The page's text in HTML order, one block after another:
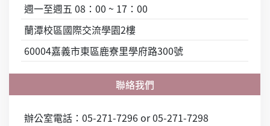
週一至週五 08：00 ~ 17：00
蘭潭校區國際交流學園2樓
60004嘉義市東區鹿寮里學府路300號
辦公室電話：05-271-7296 or 05-271-7298